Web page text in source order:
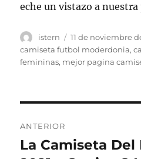
eche un vistazo a nuestra
Autor
istern
Publicado
el
11 de noviembre
camiseta futbol moderdonia,
femininas, mejor pagina
de
ANTERIOR
Entrada
La Camiseta Del